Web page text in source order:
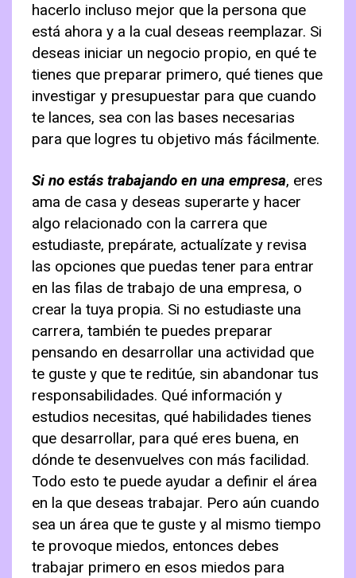
hacerlo incluso mejor que la persona que
está ahora y a la cual deseas reemplazar. Si
deseas iniciar un negocio propio, en qué te
tienes que preparar primero, qué tienes que
investigar y presupuestar para que cuando
te lances, sea con las bases necesarias
para que logres tu objetivo más fácilmente.
Si no estás trabajando en una empresa, eres
ama de casa y deseas superarte y hacer
algo relacionado con la carrera que
estudiaste, prepárate, actualízate y revisa
las opciones que puedas tener para entrar
en las filas de trabajo de una empresa, o
crear la tuya propia. Si no estudiaste una
carrera, también te puedes preparar
pensando en desarrollar una actividad que
te guste y que te reditúe, sin abandonar tus
responsabilidades. Qué información y
estudios necesitas, qué habilidades tienes
que desarrollar, para qué eres buena, en
dónde te desenvuelves con más facilidad.
Todo esto te puede ayudar a definir el área
en la que deseas trabajar. Pero aún cuando
sea un área que te guste y al mismo tiempo
te provoque miedos, entonces debes
trabajar primero en esos miedos para